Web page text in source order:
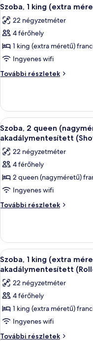
következő
szoba
összes
képének
megtekintése:
Szoba,
1
(extra
méretű)
franciaágy,
teraszos
udvar
6
Szoba, 1 king (extra
22 négyzetméter
4 férőhely
1 king (extra méretű)
Ingyenes wifi
További részletek
Szoba,
méretű)
franciaágy,
teraszos
udvar
további
részletei
A
következő
szoba
összes
képének
megtekintése:
Szoba,
2
franciaágy,
akadálymentesített
(Shower)
5
Szoba, 2 queen
akadálymentesített
22 négyzetméter
4 férőhely
2 queen (nagyméretű)
Ingyenes wifi
További részletek
Szoba,
franciaágy,
akadálymentesített
(Shower)
további
részletei
A
következő
szoba
összes
képének
megtekintése:
Szoba,
1
4
Szoba, 1 king (extra
akadálymentesített
22 négyzetméter
4 férőhely
1 king (extra méretű)
Ingyenes wifi
További részletek
Szoba,